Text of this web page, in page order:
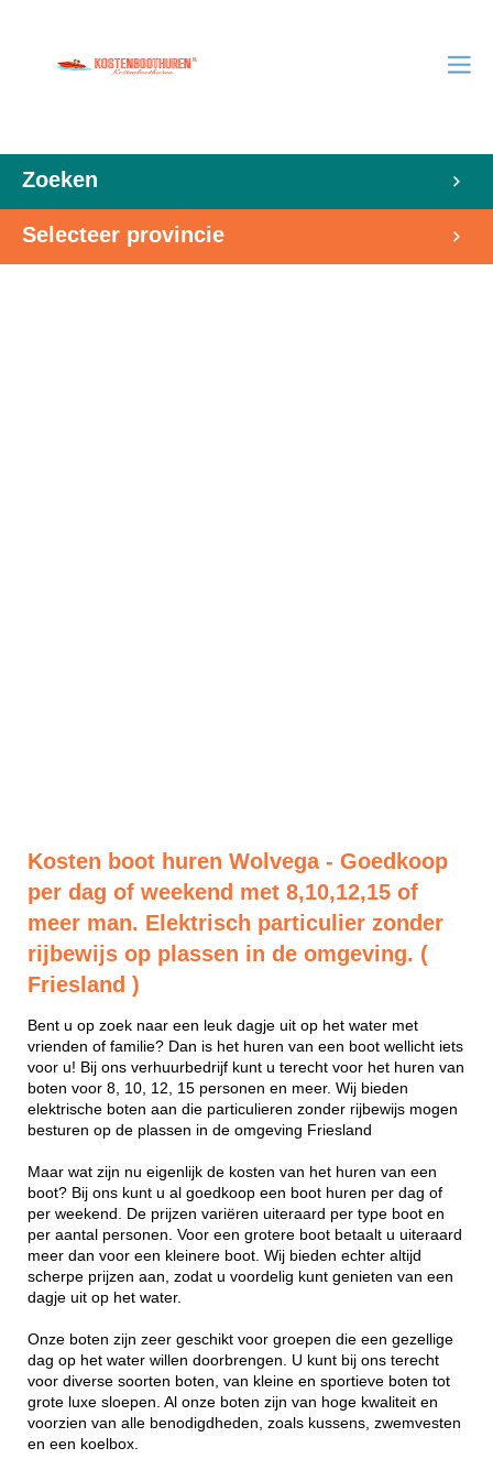
Zoeken
Selecteer provincie
Kosten boot huren Wolvega - Goedkoop
per dag of weekend met 8,10,12,15 of
meer man. Elektrisch particulier zonder
rijbewijs op plassen in de omgeving. (
Friesland )
Bent u op zoek naar een leuk dagje uit op het water met
vrienden of familie? Dan is het huren van een boot wellicht iets
voor u! Bij ons verhuurbedrijf kunt u terecht voor het huren van
boten voor 8, 10, 12, 15 personen en meer. Wij bieden
elektrische boten aan die particulieren zonder rijbewijs mogen
besturen op de plassen in de omgeving Friesland
Maar wat zijn nu eigenlijk de kosten van het huren van een
boot? Bij ons kunt u al goedkoop een boot huren per dag of
per weekend. De prijzen variëren uiteraard per type boot en
per aantal personen. Voor een grotere boot betaalt u uiteraard
meer dan voor een kleinere boot. Wij bieden echter altijd
scherpe prijzen aan, zodat u voordelig kunt genieten van een
dagje uit op het water.
Onze boten zijn zeer geschikt voor groepen die een gezellige
dag op het water willen doorbrengen. U kunt bij ons terecht
voor diverse soorten boten, van kleine en sportieve boten tot
grote luxe sloepen. Al onze boten zijn van hoge kwaliteit en
voorzien van alle benodigdheden, zoals kussens, zwemvesten
en een koelbox.